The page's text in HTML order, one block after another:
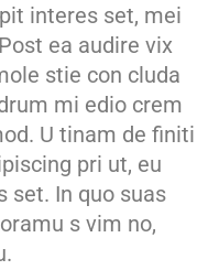
interes set, mei
ea audire vix
stie con cluda
mi edio crem
U tinam de finiti
pri ut, eu
set. In quo suas
s vim no,